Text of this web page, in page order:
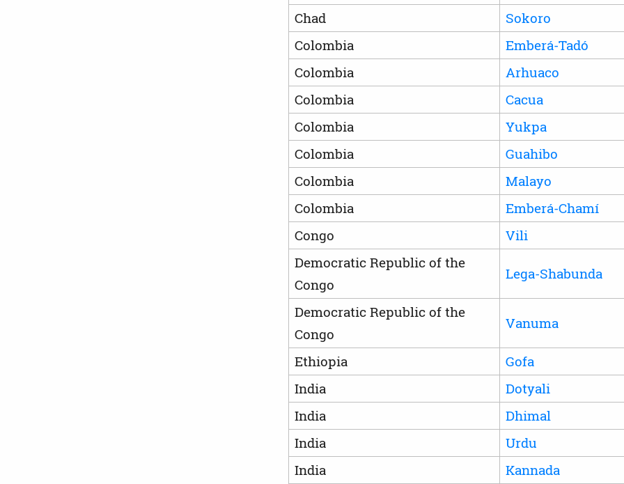
Chad
Sokoro
Colombia
Emberá-Tadó
Colombia
Arhuaco
Colombia
Cacua
Colombia
Yukpa
Colombia
Guahibo
Colombia
Malayo
Colombia
Emberá-Chamí
Congo
Vili
Democratic Republic of the
Congo
Lega-Shabunda
Democratic Republic of the
Congo
Vanuma
Ethiopia
Gofa
India
Dotyali
India
Dhimal
India
Urdu
India
Kannada